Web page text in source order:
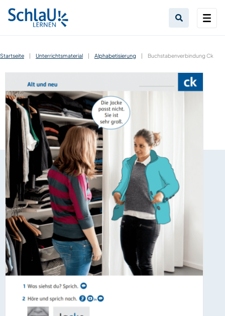
Startseite | Unterrichtsmaterial | Alphabetisierung | Buchstabenverbindung Ck